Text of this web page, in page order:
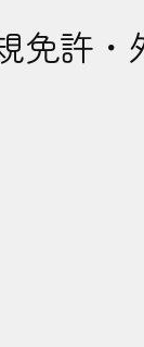
免許・